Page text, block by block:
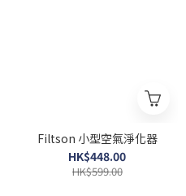
Filtson 小型空氣淨化器
HK$448.00
HK$599.00